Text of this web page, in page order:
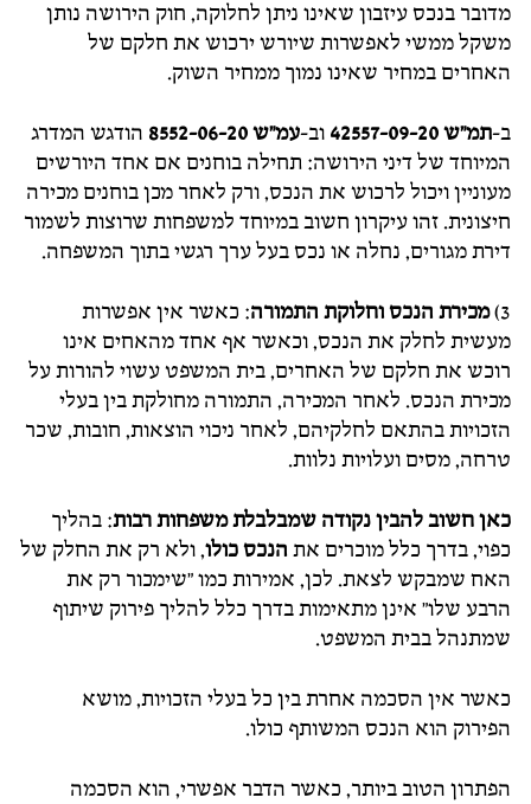
מדובר בנכס עיזבון שאינו ניתן לחלוקה, חוק הירושה נותן
משקל ממשי לאפשרות שיורש ירכוש את חלקם של
האחרים במחיר שאינו נמוך ממחיר השוק.
ב-תמ"ש 42557-09-20 וב-עמ"ש 8552-06-20
הודגש המדרג
המיוחד של דיני הירושה: תחילה בוחנים אם אחד היורשים
מעוניין ויכול לרכוש את הנכס, ורק לאחר מכן בוחנים מכירה
חיצונית. זהו עיקרון חשוב במיוחד למשפחות שרוצות לשמור
דירת מגורים, נחלה או נכס בעל ערך רגשי בתוך המשפחה.
3) מכירת הנכס וחלוקת התמורה: כאשר אין אפשרות
מעשית לחלק את הנכס, וכאשר אף אחד מהאחים אינו
רוכש את חלקם של האחרים, בית המשפט עשוי להורות על
מכירת הנכס. לאחר המכירה, התמורה מחולקת בין בעלי
הזכויות בהתאם לחלקיהם, לאחר ניכוי הוצאות, חובות, שכר
טרחה, מסים ועלויות נלוות.
כאן חשוב להבין נקודה שמבלבלת משפחות רבות: בהליך
כפוי, בדרך כלל מוכרים אתהנכס כולו, ולא רק את החלק של
האח שמבקש לצאת. לכן, אמירות כמו "שימכור רק את
הרבע שלו" אינן מתאימות בדרך כלל להליך פירוק שיתוף
שמתנהל בבית המשפט.
כאשר אין הסכמה אחרת בין כל בעלי הזכויות, מושא
הפירוק הוא הנכס המשותף כולו.
הפתרון הטוב ביותר, כאשר הדבר אפשרי, הוא הסכמה